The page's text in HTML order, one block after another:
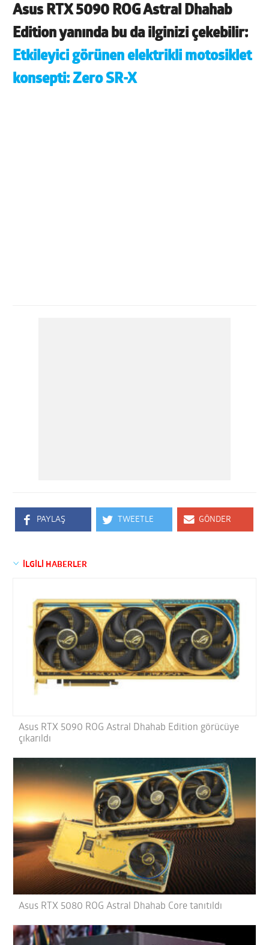
Asus RTX 5090 ROG Astral Dhahab
Edition yanında bu da ilginizi çekebilir:
Etkileyici görünen elektrikli motosiklet
konsepti: Zero SR-X
PAYLAŞ TWEETLE GÖNDER
İLGİLİ HABERLER
Asus RTX 5090 ROG Astral Dhahab Edition görücüye
çıkarıldı
Asus RTX 5080 ROG Astral Dhahab Core tanıtıldı